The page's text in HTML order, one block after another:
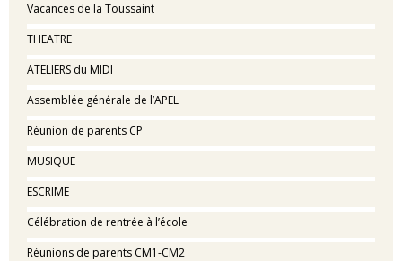
Vacances de la Toussaint
THEATRE
ATELIERS du MIDI
Assemblée générale de l’APEL
Réunion de parents CP
MUSIQUE
ESCRIME
Célébration de rentrée à l’école
Réunions de parents CM1-CM2